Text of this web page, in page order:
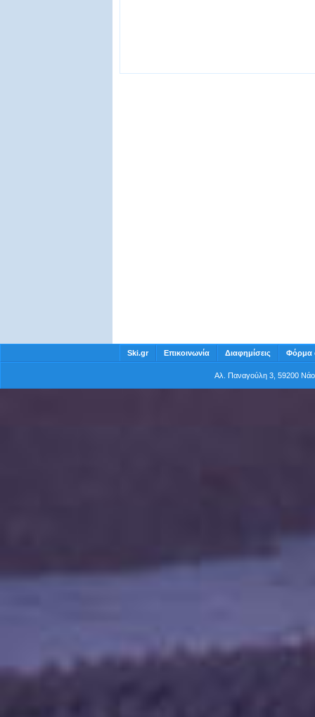
Ski.gr Επικοινωνία Διαφημίσεις Φόρμα
Αλ. Παναγούλη 3, 59200